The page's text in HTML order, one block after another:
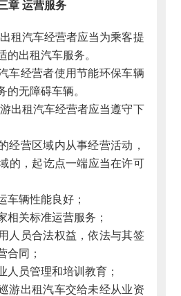
章 运营服务
租汽车经营者应当为乘客提
的出租汽车服务。
车经营者使用节能环保车辆
的无障碍车辆。
出租汽车经营者应当遵守下
经营区域内从事经营活动，
的，起讫点一端应当在许可
车辆性能良好；
相关标准运营服务；
人员合法权益，依法与其签
合同；
人员管理和培训教育；
游出租汽车交给未经从业资